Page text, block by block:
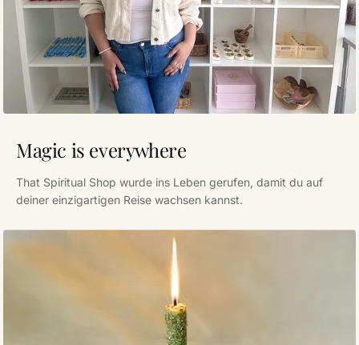
Magic is everywhere
That Spiritual Shop wurde ins Leben gerufen, damit du auf
deiner einzigartigen Reise wachsen kannst.